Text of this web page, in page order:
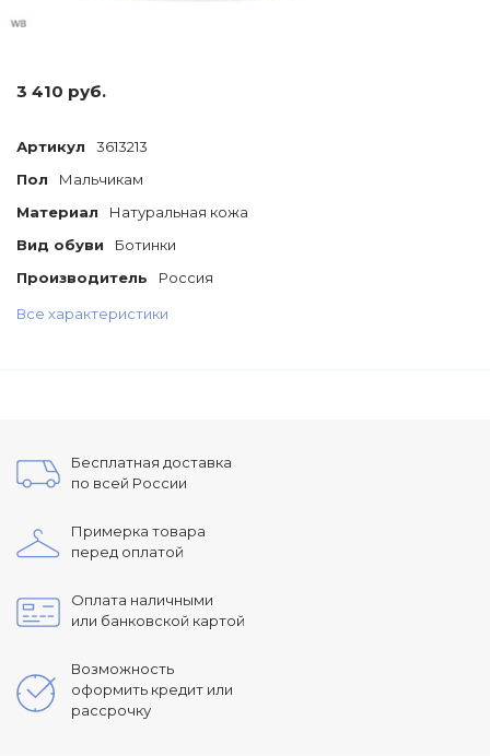
3 410 руб.
Артикул
3613213
Пол
Мальчикам
Материал
Натуральная кожа
Вид обуви
Ботинки
Производитель
Россия
Все характеристики
Бесплатная доставка
по всей России
Примерка товара
перед оплатой
Оплата наличными
или банковской картой
Возможность
оформить кредит или
рассрочку